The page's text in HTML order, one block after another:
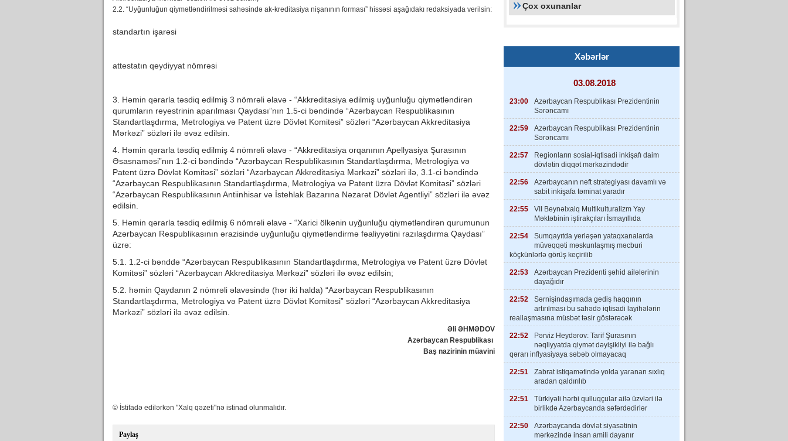
2.2. “Uyğunluğun qiymətləndirilməsi sahəsində ak-kreditasiya nişanının forması” hissəsi aşağıdakı redaksiyada verilsin:
standartın işarəsi
attestatın qeydiyyat nömrəsi
3. Həmin qərarla təsdiq edilmiş 3 nömrəli əlavə - “Akkreditasiya edilmiş uyğunluğu qiymətləndirən
qurumların reyestrinin aparılması Qaydası”nın 1.5-ci bəndində “Azərbaycan Respublikasının
Standartlaşdırma, Metrologiya və Patent üzrə Dövlət Komitəsi” sözləri “Azərbaycan Akkreditasiya
Mərkəzi” sözləri ilə əvəz edilsin.
4. Həmin qərarla təsdiq edilmiş 4 nömrəli əlavə - “Akkreditasiya orqanının Apellyasiya Şurasının
Əsasnaməsi”nın 1.2-ci bəndində “Azərbaycan Respublikasının Standartlaşdırma, Metrologiya və
Patent üzrə Dövlət Komitəsi” sözləri “Azərbaycan Akkreditasiya Mərkəzi” sözləri ilə, 3.1-ci bəndində
“Azərbaycan Respublikasının Standartlaşdırma, Metrologiya və Patent üzrə Dövlət Komitəsi” sözləri
“Azərbaycan Respublikasının Antiinhisar və İstehlak Bazarına Nəzarət Dövlət Agentliyi” sözləri ilə əvəz
edilsin.
5. Həmin qərarla təsdiq edilmiş 6 nömrəli əlavə - “Xarici ölkənin uyğunluğu qiymətləndirən qurumunun
Azərbaycan Respublikasının ərazisində uyğunluğu qiymətləndirmə fəaliyyətini razılaşdırma Qaydası”
üzrə:
5.1. 1.2-ci bənddə “Azərbaycan Respublikasının Standartlaşdırma, Metrologiya və Patent üzrə Dövlət
Komitəsi” sözləri “Azərbaycan Akkreditasiya Mərkəzi” sözləri ilə əvəz edilsin;
5.2. həmin Qaydanın 2 nömrəli əlavəsində (hər iki halda) “Azərbaycan Respublikasının
Standartlaşdırma, Metrologiya və Patent üzrə Dövlət Komitəsi” sözləri “Azərbaycan Akkreditasiya
Mərkəzi” sözləri ilə əvəz edilsin.
Əli ƏHMƏDOV
Azərbaycan Respublikası
Baş nazirinin müavini
© İstifadə edilərkən "Xalq qəzeti"nə istinad olunmalıdır.
Paylaş
Çox oxunanlar
Xəbərlər
03.08.2018
23:00
Azərbaycan Respublikası Prezidentinin
Sərəncamı
22:59
Azərbaycan Respublikası Prezidentinin
Sərəncamı
22:57
Regionların sosial-iqtisadi inkişafı daim
dövlətin diqqət mərkəzindədir
22:56
Azərbaycanın neft strategiyası davamlı və
sabit inkişafa təminat yaradır
22:55
VII Beynəlxalq Multikulturalizm Yay
Məktəbinin iştirakçıları İsmayıllıda
22:54
Sumqayıtda yerləşən yataqxanalarda
müvəqqəti məskunlaşmış məcburi
köçkünlərlə görüş keçirilib
22:53
Azərbaycan Prezidenti şəhid ailələrinin
dayağıdır
22:52
Sərnişindaşımada gediş haqqının
artırılması bu sahədə iqtisadi layihələrin
reallaşmasına müsbət təsir göstərəcək
22:52
Pərviz Heydərov: Tarif Şurasının
nəqliyyatda qiymət dəyişikliyi ilə bağlı
qərarı inflyasiyaya səbəb olmayacaq
22:51
Zabrat istiqamətində yolda yaranan sıxlıq
aradan qaldırılıb
22:51
Türkiyəli hərbi qulluqçular ailə üzvləri ilə
birlikdə Azərbaycanda səfərdədirlər
22:50
Azərbaycanda dövlət siyasətinin
mərkəzində insan amili dayanır